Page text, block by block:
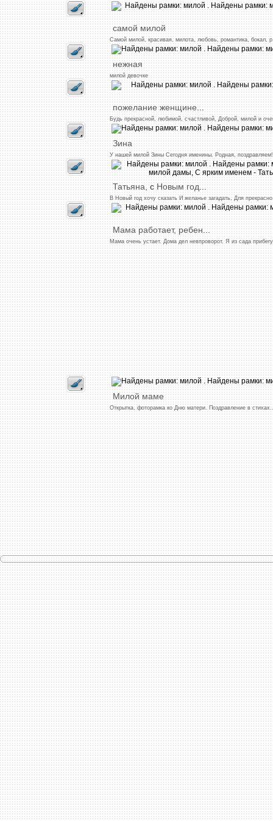
самой милой
Самой милой, красивая, милота, любовь, романтика, бокал,
нежная
милой девочке
пожелание женщине...
Будь прекрасной, любимой, счастливой, Доброй, милой и
Зина
Унашей милой Зины Сегодня именины. Родная, поздравляем!
Татьяна,сНовым год...
ВНовый год хочу сказатьИ желанье загадать, Для прекрасно
Мама работает, ребен...
Мама очень устает. Дома дел невпроворот. Я из сада прибегу
Милой маме
Открытка, фоторамка ко Дню матери. Поздравлениевстихах.